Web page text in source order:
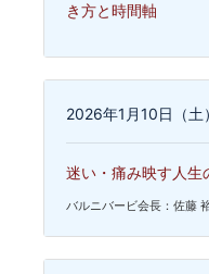
き方と時間軸
2026年1月10日（土
迷い・痛み映す人生
バルニバービ会長：佐藤